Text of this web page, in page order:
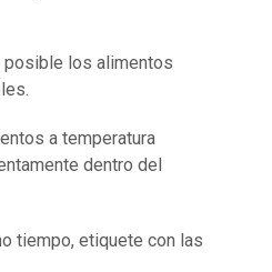
posible los alimentos
a temperatura
dentro del
tiempo, etiquete con las